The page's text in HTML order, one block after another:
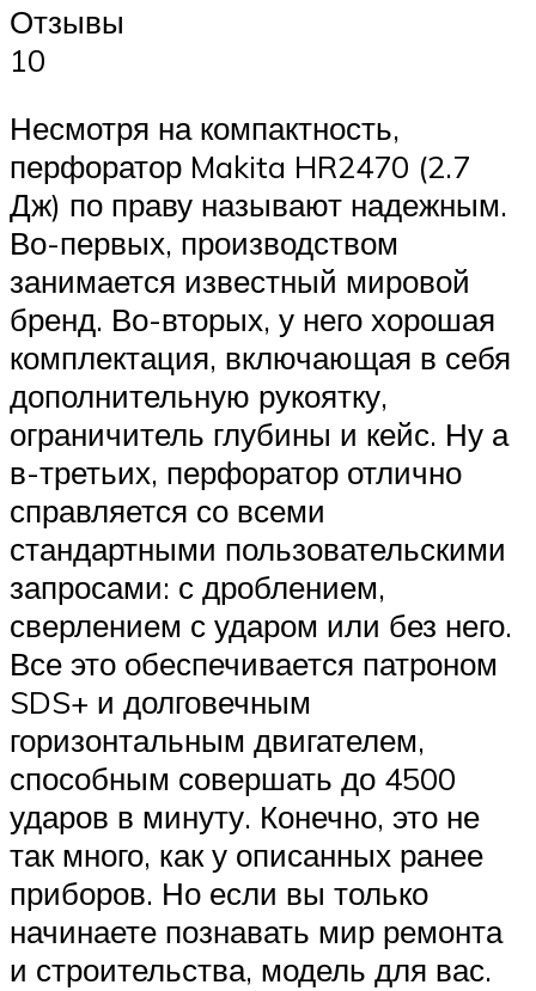
Отзывы
10
Несмотря на компактность,
перфоратор Makita HR2470 (2.7
Дж) по праву называют надежным.
Во-первых, производством
занимается известный мировой
бренд. Во-вторых, у него хорошая
комплектация, включающая в себя
дополнительную рукоятку,
ограничитель глубины и кейс. Ну а
в-третьих, перфоратор отлично
справляется со всеми
стандартными пользовательскими
запросами: с дроблением,
сверлением с ударом или без него.
Все это обеспечивается патроном
SDS+ и долговечным
горизонтальным двигателем,
способным совершать до 4500
ударов в минуту. Конечно, это не
так много, как у описанных ранее
приборов. Но если вы только
начинаете познавать мир ремонта
и строительства, модель для вас.